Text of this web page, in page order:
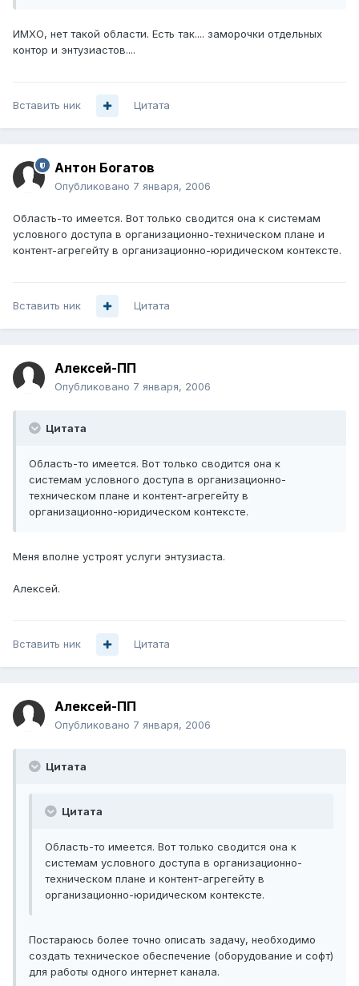
ИМХО, нет такой области. Есть так.... заморочки отдельных
контор и энтузиастов....
Вставить ник Цитата
Антон Богатов
Опубликовано 7 января, 2006
Область-то имеется. Вот только сводится она к системам
условного доступа в организационно-техническом плане и
контент-агрегейту в организационно-юридическом контексте.
Вставить ник Цитата
Алексей-ПП
Опубликовано 7 января, 2006
Цитата
Область-то имеется. Вот только сводится она к
системам условного доступа в организационно-
техническом плане и контент-агрегейту в
организационно-юридическом контексте.
Меня вполне устроят услуги энтузиаста.
Алексей.
Вставить ник Цитата
Алексей-ПП
Опубликовано 7 января, 2006
Цитата
Цитата
Область-то имеется. Вот только сводится она к
системам условного доступа в организационно-
техническом плане и контент-агрегейту в
организационно-юридическом контексте.
Постараюсь более точно описать задачу, необходимо
создать техническое обеспечение (оборудование и софт)
для работы одного интернет канала.